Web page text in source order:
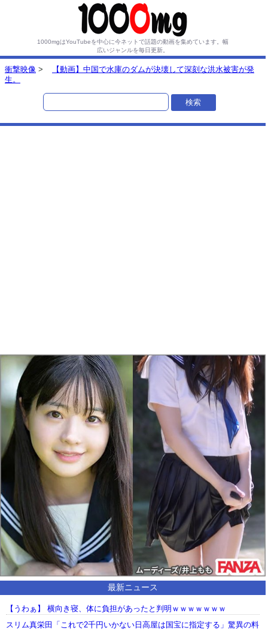
1000mgはYouTubeを中心に今ネットで話題の動画を集めています。 幅
広いジャンルを毎日更新。
衝撃映像 >
【動画】中国で水庫のダムが決壊して深刻な洪水被害が発
生。
最新ニュース
【うわぁ】 横向き寝、体に負担があったと判明ｗｗｗｗｗｗｗ
スリム真栄田「これで2千円いかない日高屋は国宝に指定する」驚異の料